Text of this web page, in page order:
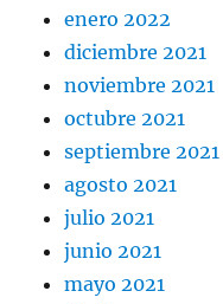
enero 2022
diciembre 2021
noviembre 2021
octubre 2021
septiembre 2021
agosto 2021
julio 2021
junio 2021
mayo 2021